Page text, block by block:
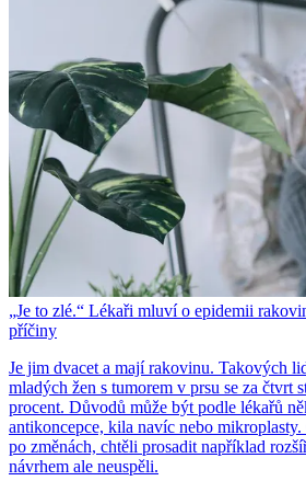
„Je to zlé.“ Lékaři mluví o epidemii
příčiny
Je jim dvacet a mají rakovinu. Takových
mladých žen s tumorem v prsu se za čtvrt
procent. Důvodů může být podle lékařů
antikoncepce, kila navíc nebo
po změnách, chtěli prosadit například
návrhem ale neuspěli.